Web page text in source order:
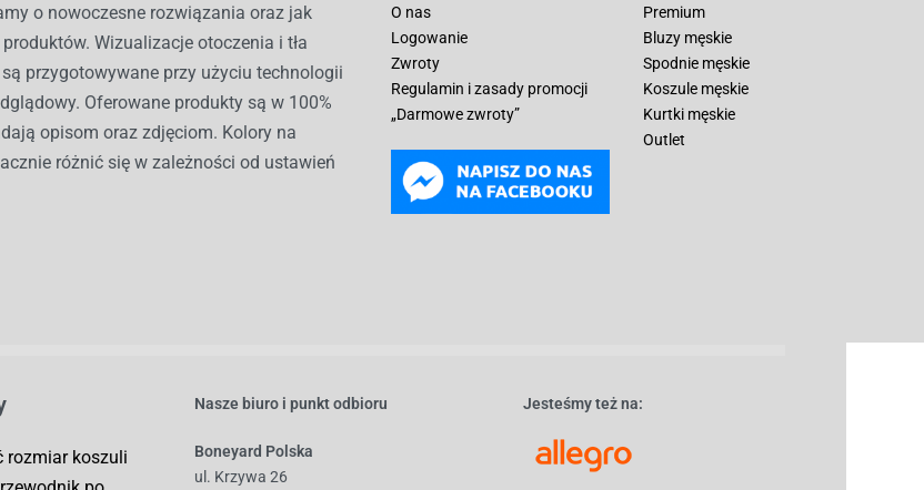
o nowoczesne rozwiązania oraz jak
Wizualizacje otoczenia i tła
przygotowywane przy użyciu technologii
Oferowane produkty są w 100%
opisom oraz zdjęciom. Kolory na
różnić się w zależności od ustawień
O nas
Logowanie
Zwroty
Regulamin i zasady promocji
„Darmowe zwroty”
Premium
Bluzy męskie
Spodnie męskie
Koszule męskie
Kurtki męskie
Outlet
rozmiar koszuli
Nasze biuro i punkt odbioru
Boneyard Polska
ul. Krzywa 26
Jesteśmy też na: